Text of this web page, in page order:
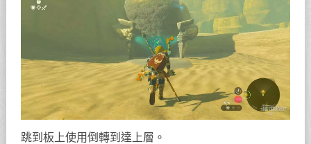
跳到板上使用倒轉到達上層。